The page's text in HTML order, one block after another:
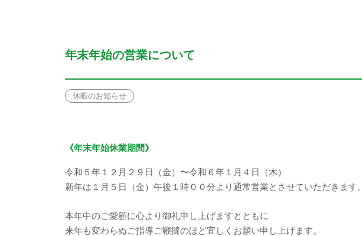
年末年始の営業について
休暇のお知らせ
《年末年始休業期間》
令和５年１２月２９日（金）〜令和６年１月４日（木）
新年は１月５日（金）午後１時００分より通常営業とさせていただきます。
本年中のご愛顧に心より御礼申し上げますとともに
来年も変わらぬご指導ご鞭撻のほど宜しくお願い申し上げます。